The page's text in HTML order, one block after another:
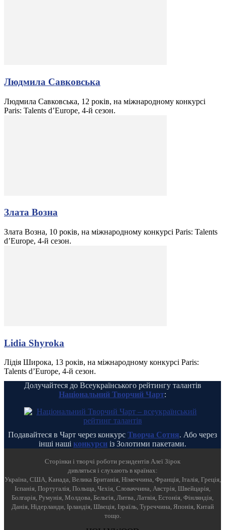
Людмила Савковська
Людмила Савковська, 12 років, на міжнародному конкурсі
Paris: Talents d’Europe, 4-й сезон.
Злата Возна
Злата Возна, 10 років, на міжнародному конкурсі Paris: Talents
d’Europe, 4-й сезон.
Lidia Shyroka
Лідія Широка, 13 років, на міжнародному конкурсі Paris:
Talents d’Europe, 4-й сезон.
Долучайтеся до Всеукраїнського рейтингу талантів
Національний Творчий Чарт:
Подавайтеся в Чарт через конкурс Творча Сотня. Або через
інші наші конкурси із Золотими пакетами.
Cторінки і творчі роботи резидентів Алеї Зірок
дивляться і слухають в країнах:
Україна, США, Канада, Велика Британія, Німеччина, Франція, Італія, Греція,
Іспанія, Португалія, Польща, Чехія, Словаччина, Австрія, Швейцарія,
Болгарія, Румунія, Молдова, Бельгія, Литва, Латвія, Естонія, Фінляндія,
Данія, Нідерланди, Ірландія, Швеція, Ізраїль, Туреччина, Японія, Китай
тощо.